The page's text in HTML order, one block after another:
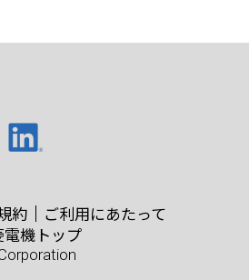
約
ご利用にあたって
電機トップ